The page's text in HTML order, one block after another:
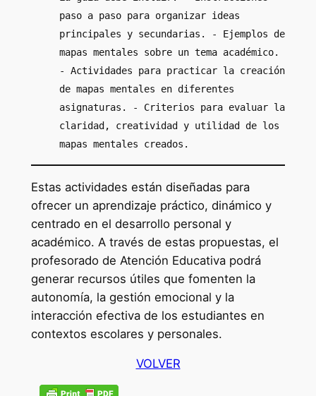
paso a paso para organizar ideas
principales y secundarias. - Ejemplos de
mapas mentales sobre un tema académico.
- Actividades para practicar la creación
de mapas mentales en diferentes
asignaturas. - Criterios para evaluar la
claridad, creatividad y utilidad de los
mapas mentales creados.
Estas actividades están diseñadas para
ofrecer un aprendizaje práctico, dinámico y
centrado en el desarrollo personal y
académico. A través de estas propuestas, el
profesorado de Atención Educativa podrá
generar recursos útiles que fomenten la
autonomía, la gestión emocional y la
interacción efectiva de los estudiantes en
contextos escolares y personales.
VOLVER